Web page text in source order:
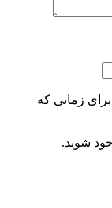
زمانی که
خود شوید.